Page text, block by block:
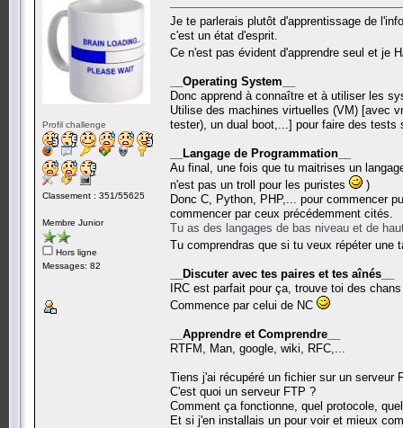
Profil challenge
Classement : 351/55625
Membre Junior
Hors ligne
Messages: 82
Je te parlerais plutôt d'apprentissage de
c'est un état d'esprit.
Ce n'est pas évident d'apprendre seul et je
__Operating System__
Donc apprend à connaître et à utiliser les
Utilise des machines virtuelles (VM) [avec
tester), un dual boot,...] pour faire des
__Langage de Programmation__
Au final, une fois que tu maitrises un
n'est pas un troll pour les puristes
)
Donc C, Python, PHP,... pour commencer
commencer par ceux précédemment cités.
Tu as des langages de bas niveau et de
Tu comprendras que si tu veux répéter
__Discuter avec tes paires et tes aînés__
IRC est parfait pour ça, trouve toi des
Commence par celui de NC
__Apprendre et Comprendre__
RTFM, Man, google, wiki, RFC,...
Tiens j'ai récupéré un fichier sur un serveur
C'est quoi un serveur FTP ?
Comment ça fonctionne, quel protocole,
Et si j'en installais un pour voir et mieux